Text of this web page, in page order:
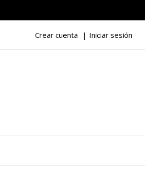
Crear cuenta Iniciar sesión